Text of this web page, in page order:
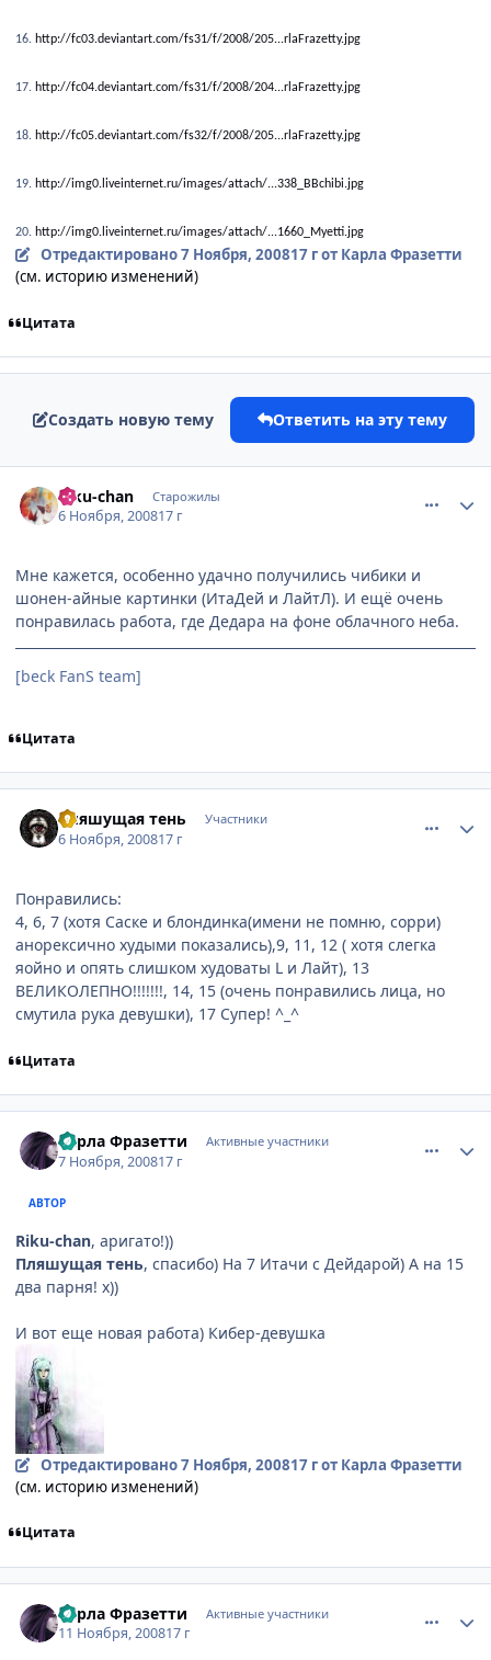
16. http://fc03.deviantart.com/fs31/f/2008/205...rlaFrazetty.jpg
17. http://fc04.deviantart.com/fs31/f/2008/204...rlaFrazetty.jpg
18. http://fc05.deviantart.com/fs32/f/2008/205...rlaFrazetty.jpg
19. http://img0.liveinternet.ru/images/attach/...338_BBchibi.jpg
20. http://img0.liveinternet.ru/images/attach/...1660_Myetti.jpg
Отредактировано7 Ноября, 200817 гот Карла Фразетти
(см. историю изменений)
Цитата
Создать новую тему Ответить на эту тему
Riku-chan Старожилы
6 Ноября, 200817 г
Мне кажется, особенно удачно получились чибики и
шонен-айные картинки (ИтаДей и ЛайтЛ). И ещё очень
понравилась работа, где Дедара на фоне облачного неба.
[beck FanS team]
Цитата
Пляшущая тень Участники
6 Ноября, 200817 г
Понравились:
4, 6, 7 (хотя Саске и блондинка(имени не помню, сорри)
анорексично худыми показались),9, 11, 12 ( хотя слегка
яойно и опять слишком худоваты L и Лайт), 13
ВЕЛИКОЛЕПНО!!!!!!!, 14, 15 (очень понравились лица, но
смутила рука девушки), 17 Супер! ^_^
Цитата
Карла Фразетти Активные участники
7 Ноября, 200817 г
АВТОР
Riku-chan, аригато!))
Пляшущая тень, спасибо) На 7 Итачи с Дейдарой) А на 15
два парня! х))
И вот еще новая работа) Кибер-девушка
Отредактировано7 Ноября, 200817 гот Карла Фразетти
(см. историю изменений)
Цитата
Карла Фразетти Активные участники
11 Ноября, 200817 г